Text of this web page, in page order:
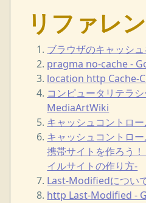
リファレ
ブラウザのキャッシ
pragma no-cache -
location http Cache-
コンピュータリテラ
MediaArtWiki
キャッシュコントロ
キャッシュコントロ
携帯サイトを作ろう
イルサイトの作り方-
Last-Modifiedについ
http Last-Modified -